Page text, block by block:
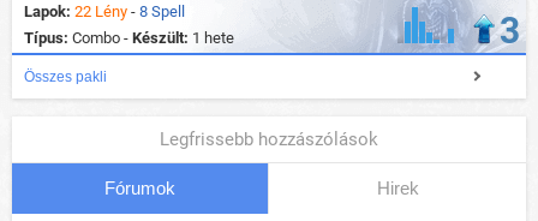
Lapok: 22 Lény - 8 Spell
Típus: Combo - Készült: 1 hete 3
Összes pakli
Legfrissebb hozzászólások
Fórumok Hirek